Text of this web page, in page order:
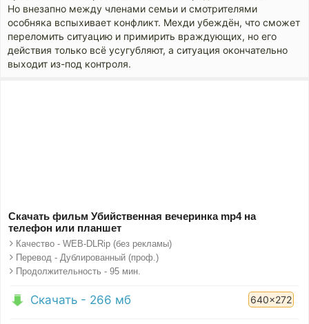
Но внезапно между членами семьи и смотрителями
особняка вспыхивает конфликт. Мехди убеждён, что сможет
переломить ситуацию и примирить враждующих, но его
действия только всё усугубляют, а ситуация окончательно
выходит из-под контроля.
Скачать фильм Убийственная вечеринка mp4 на
телефон или планшет
Качество - WEB-DLRip (без рекламы)
Перевод - Дублированный (проф.)
Продолжительность - 95 мин.
Скачать - 266 мб 640x272